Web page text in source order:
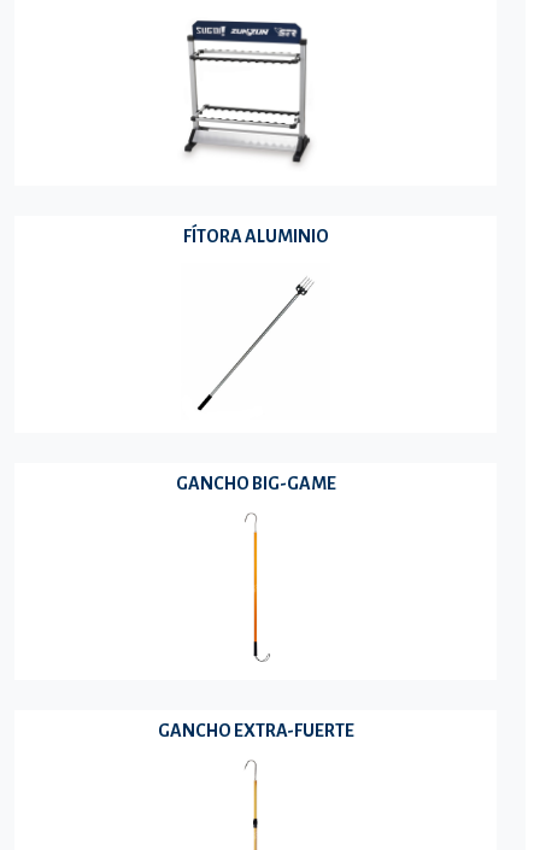
FÍTORA ALUMINIO
GANCHO BIG-GAME
GANCHO EXTRA-FUERTE